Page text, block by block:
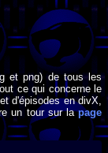
et png) de tous les
ce qui concerne le
d'épisodes en divX,
un tour sur lapage